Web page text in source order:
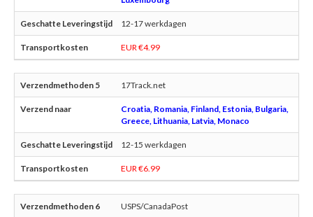
12-17 werkdagen
EUR €4.99
17Track.net
Croatia, Romania, Finland, Estonia, Bulgaria,
Greece, Lithuania, Latvia, Monaco
12-15 werkdagen
EUR €6.99
USPS/CanadaPost